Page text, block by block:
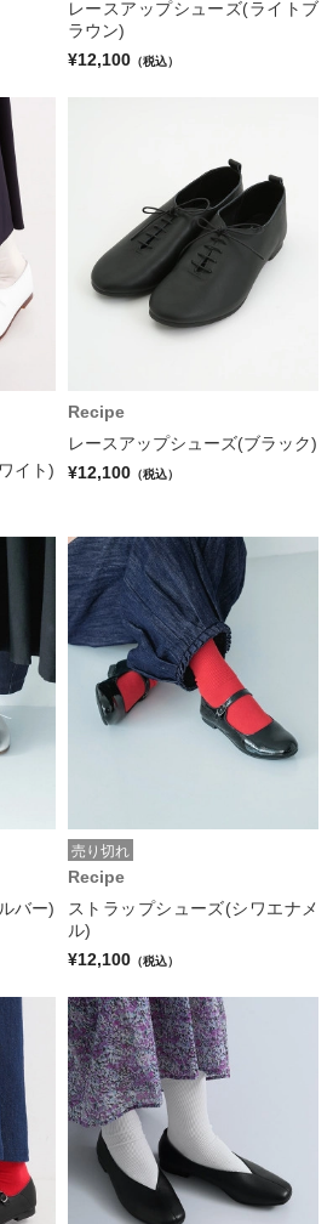
レースアップシューズ(ライトブ
ラウン)
¥12,100 （税込）
イト)
Recipe
レースアップシューズ(ブラック)
¥12,100 （税込）
バー)
売り切れ
Recipe
ストラップシューズ(シワエナメ
ル)
¥12,100 （税込）